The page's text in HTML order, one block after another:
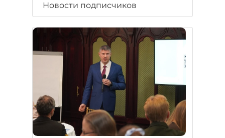
Новости подписчиков